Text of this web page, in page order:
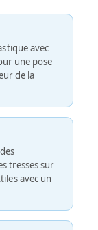
avec
une pose
de la
tresses sur
avec un